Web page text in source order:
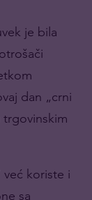
je bila
dan „crni
već koriste i
sa